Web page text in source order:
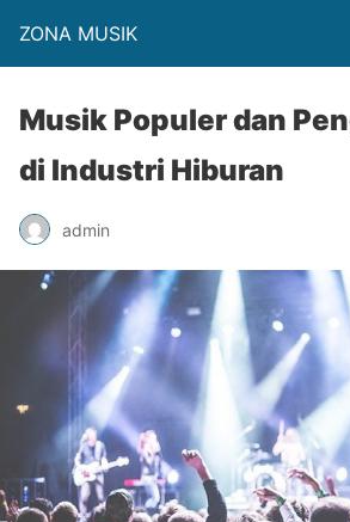
ZONA MUSIK
Musik Populer dan
di Industri Hiburan
admin